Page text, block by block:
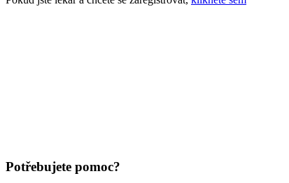
Potřebujete pomoc?